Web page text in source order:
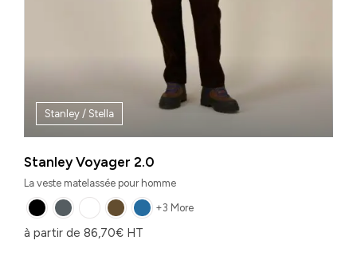
Stanley / Stella
Stanley Voyager 2.0
La veste matelassée pour homme
+3 More
à partir de 86,70€ HT